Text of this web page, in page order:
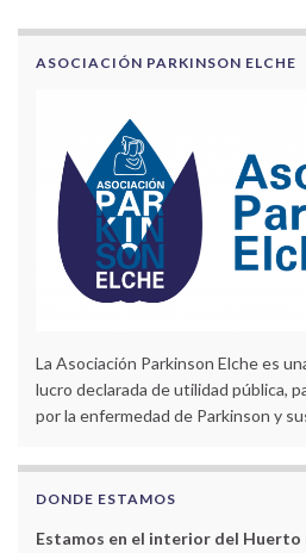
ASOCIACIÓN PARKINSON ELCHE
La Asociación Parkinson Elche es
lucro declarada de utilidad pública,
por la enfermedad de Parkinson y
DONDE ESTAMOS
Estamos en el interior del